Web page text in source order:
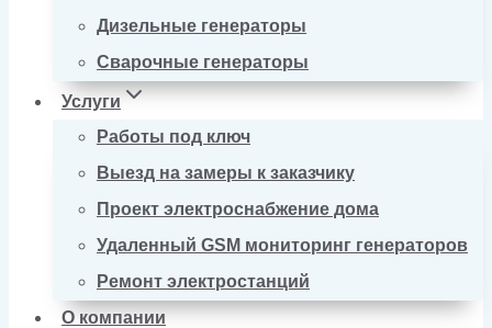
Дизельные генераторы
Сварочные генераторы
Услуги
Работы под ключ
Выезд на замеры к заказчику
Проект электроснабжение дома
Удаленный GSM мониторинг генераторов
Ремонт электростанций
О компании